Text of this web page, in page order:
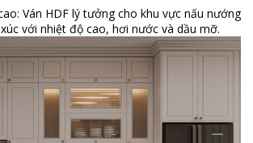
Ván HDF lý tưởng cho khu vực nấu nướng
với nhiệt độ cao, hơi nước và dầu mỡ.